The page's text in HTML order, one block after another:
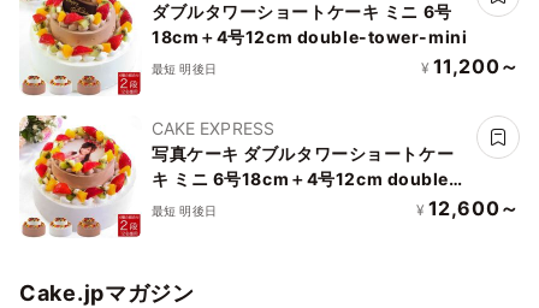
ダブルタワーショートケーキ ミニ 6号
18cm＋4号12cm double-tower-mini
最短 明後日 ¥ 11,200～
CAKE EXPRESS
写真ケーキ ダブルタワーショートケー
キ ミニ 6号18cm＋4号12cm double-
tower-p2-mini
最短 明後日 ¥ 12,600～
Cake.jpマガジン